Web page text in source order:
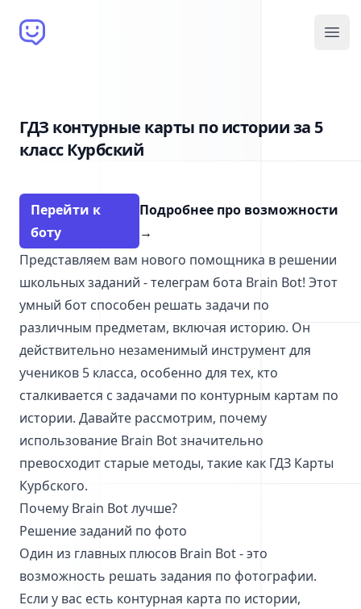
Brain Bot
ГДЗ контурные карты по истории за 5
класс Курбский
Перейти к
боту
Подробнее про возможности
→
Представляем вам нового помощника в решении
школьных заданий - телеграм бота Brain Bot! Этот
умный бот способен решать задачи по
различным предметам, включая историю. Он
действительно незаменимый инструмент для
учеников 5 класса, особенно для тех, кто
сталкивается с задачами по контурным картам по
истории. Давайте рассмотрим, почему
использование Brain Bot значительно
превосходит старые методы, такие как ГДЗ Карты
Курбского.
Почему Brain Bot лучше?
Решение заданий по фото
Один из главных плюсов Brain Bot - это
возможность решать задания по фотографии.
Если у вас есть контурная карта по истории,